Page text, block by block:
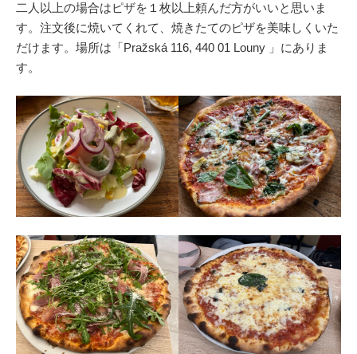
二人以上の場合はピザを１枚以上頼んだ方がいいと思いま
す。注文後に焼いてくれて、焼きたてのピザを美味しくいた
だけます。場所は「Pražská 116, 440 01 Louny 」にありま
す。